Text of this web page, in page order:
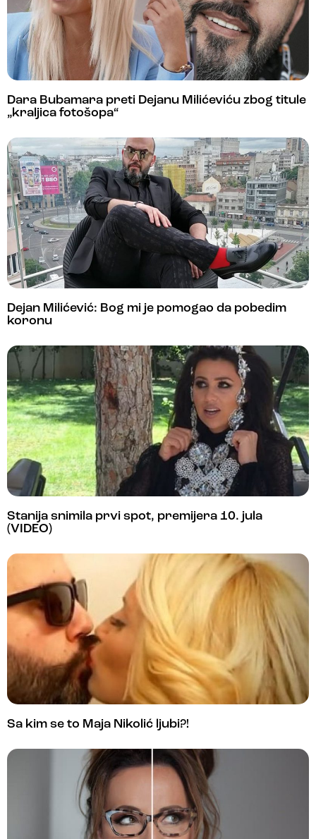
Dara Bubamara preti Dejanu Milićeviću zbog titule
„kraljica fotošopa“
Dejan Milićević: Bog mi je pomogao da pobedim
koronu
Stanija snimila prvi spot, premijera 10. jula
(VIDEO)
Sa kim se to Maja Nikolić ljubi?!